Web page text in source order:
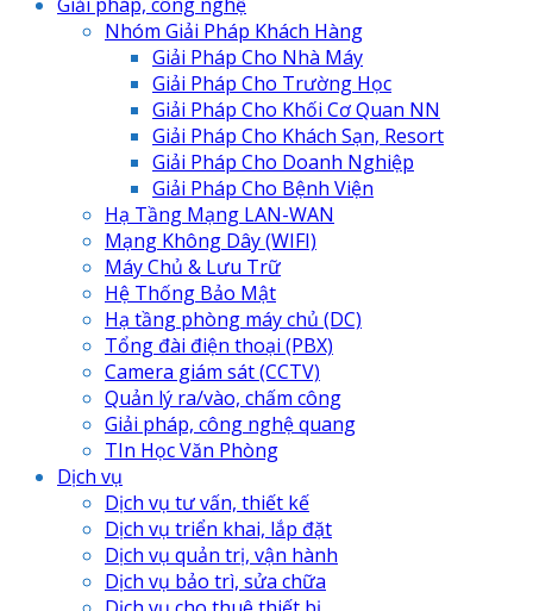
Nhóm Giải Pháp Khách Hàng
Giải Pháp Cho Nhà Máy
Giải Pháp Cho Trường Học
Giải Pháp Cho Khối Cơ Quan NN
Giải Pháp Cho Khách Sạn, Resort
Giải Pháp Cho Doanh Nghiệp
Giải Pháp Cho Bệnh Viện
Hạ Tầng Mạng LAN-WAN
Mạng Không Dây (WIFI)
Máy Chủ & Lưu Trữ
Hệ Thống Bảo Mật
Hạ tầng phòng máy chủ (DC)
Tổng đài điện thoại (PBX)
Camera giám sát (CCTV)
Quản lý ra/vào, chấm công
Giải pháp, công nghệ quang
TIn Học Văn Phòng
Dịch vụ
Dịch vụ tư vấn, thiết kế
Dịch vụ triển khai, lắp đặt
Dịch vụ quản trị, vận hành
Dịch vụ bảo trì, sửa chữa